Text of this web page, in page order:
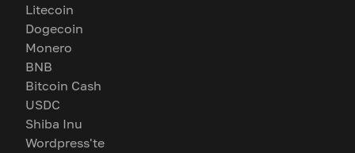
Litecoin
Dogecoin
Monero
BNB
Bitcoin Cash
USDC
Shiba Inu
Wordpress'te